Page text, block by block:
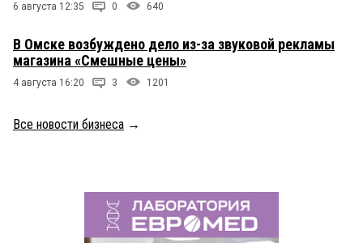
6 августа 12:35 0 640
В Омске возбуждено дело из-за звуковой рекламы
магазина «Смешные цены»
4 августа 16:20 3 1201
Все новости бизнеса →